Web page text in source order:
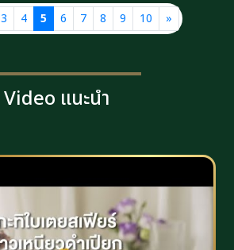
3 4 5 6 7 8 9 10 »
Video แนะนำ